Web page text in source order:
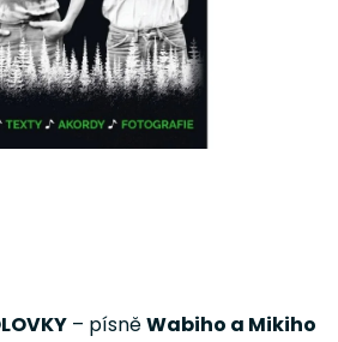
– písněWabiho a Mikiho